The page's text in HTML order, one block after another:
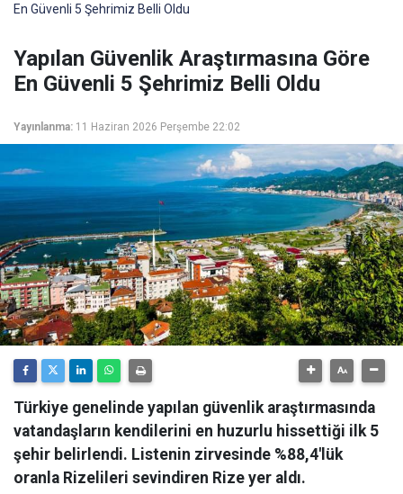
En Güvenli 5 Şehrimiz Belli Oldu
Yapılan Güvenlik Araştırmasına Göre
En Güvenli 5 Şehrimiz Belli Oldu
Yayınlanma: 11 Haziran 2026 Perşembe 22:02
Türkiye genelinde yapılan güvenlik araştırmasında
vatandaşların kendilerini en huzurlu hissettiği ilk 5
şehir belirlendi. Listenin zirvesinde %88,4'lük
oranla Rizelileri sevindiren Rize yer aldı.